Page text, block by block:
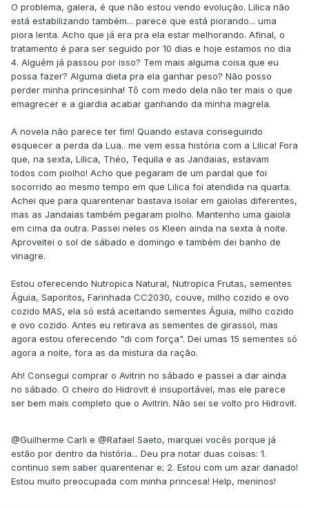
O problema, galera, é que não estou vendo evolução. Lilica não
está estabilizando também... parece que está piorando... uma
piora lenta. Acho que já era pra ela estar melhorando. Afinal, o
tratamento é para ser seguido por 10 dias e hoje estamos no dia
4. Alguém já passou por isso? Tem mais alguma coisa que eu
possa fazer? Alguma dieta pra ela ganhar peso? Não posso
perder minha princesinha! Tô com medo dela não ter mais o que
emagrecer e a giardia acabar ganhando da minha magrela.
A novela não parece ter fim! Quando estava conseguindo
esquecer a perda da Lua.. me vem essa história com a Lilica! Fora
que, na sexta, Lilica, Théo, Tequila e as Jandaias, estavam
todos com piolho! Acho que pegaram de um pardal que foi
socorrido ao mesmo tempo em que Lilica foi atendida na quarta.
Achei que para quarentenar bastava isolar em gaiolas diferentes,
mas as Jandaias também pegaram piolho. Mantenho uma gaiola
em cima da outra. Passei neles os Kleen ainda na sexta à noite.
Aproveitei o sol de sábado e domingo e também dei banho de
vinagre.
Estou oferecendo Nutropica Natural, Nutropica Frutas, sementes
Águia, Saporitos, Farinhada CC2030, couve, milho cozido e ovo
cozido MAS, ela só está aceitando sementes Águia, milho cozido
e ovo cozido. Antes eu retirava as sementes de girassol, mas
agora estou oferecendo "di com força". Dei umas 15 sementes só
agora a noite, fora as da mistura da ração.
Ah! Consegui comprar o Avitrin no sábado e passei a dar ainda
no sábado. O cheiro do Hidrovit é insuportável, mas ele parece
ser bem mais completo que o Avitrin. Não sei se volto pro Hidrovit.
@Guilherme Carli e @Rafael Saeto, marquei vocês porque já
estão por dentro da história... Deu pra notar duas coisas: 1.
continuo sem saber quarentenar e; 2. Estou com um azar danado!
Estou muito preocupada com minha princesa! Help, meninos!